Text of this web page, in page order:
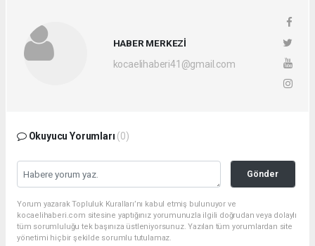
HABER MERKEZİ
kocaelihaberi41@gmail.com
Okuyucu Yorumları (0)
Gönder
Yorum yazarak Topluluk Kuralları’nı kabul etmiş bulunuyor ve
kocaelihaberi.com sitesine yaptığınız yorumunuzla ilgili doğrudan veya dolaylı
tüm sorumluluğu tek başınıza üstleniyorsunuz. Yazılan tüm yorumlardan site
yönetimi hiçbir şekilde sorumlu tutulamaz.